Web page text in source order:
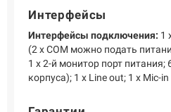
Интерфейсы
Интерфейсы подключения: 1
(2 х COM можно подать
1 х 2-й монитор порт питания;
корпуса); 1 х Line out; 1 х Mic-in